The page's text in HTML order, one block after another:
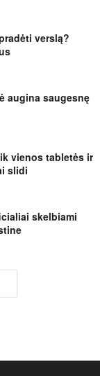
verslą?
augina saugesnę
vienos tabletės ir
slidi
skelbiami